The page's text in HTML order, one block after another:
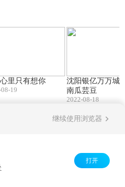
里只有想你
19
沈阳银亿万万城
南瓜芸豆
2022-08-18
继续使用浏览器
打开